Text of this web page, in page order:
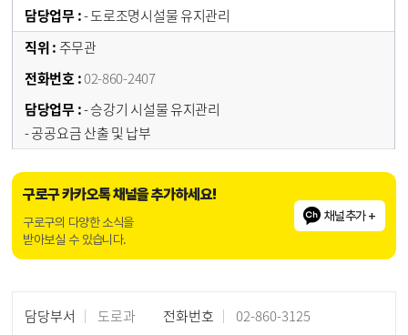
- 도로조명시설물 유지관리
주무관
02-860-2407
- 승강기 시설물 유지관리
- 공공요금 산출 및 납부
구로구 카카오톡 채널을 추가하세요!
구로구의 다양한 소식을
받아보실 수 있습니다.
채널추가 +
담당부서 도로과 전화번호 02-860-3125